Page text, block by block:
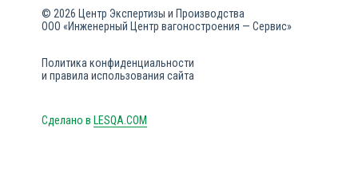
© 2026 Центр Экспертизы и Производства
ООО «Инженерный Центр вагоностроения — Сервис»
Политика конфиденциальности
и правила использования сайта
Сделано в LESQA.COM